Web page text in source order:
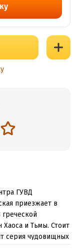
ГУВД
приезжает в
и Тьмы. Стоит
серия чудовищных